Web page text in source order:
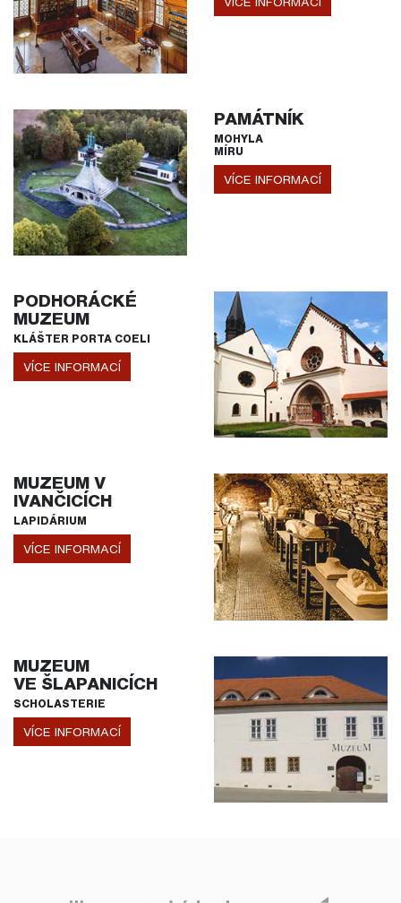
PAMÁTNÍK
MOHYLA
MÍRU
VÍCE INFORMACÍ
PODHORÁCKÉ
MUZEUM
KLÁŠTER PORTA COELI
VÍCE INFORMACÍ
MUZEUM V
IVANČICÍCH
LAPIDÁRIUM
VÍCE INFORMACÍ
MUZEUM
VE ŠLAPANICÍCH
SCHOLASTERIE
VÍCE INFORMACÍ